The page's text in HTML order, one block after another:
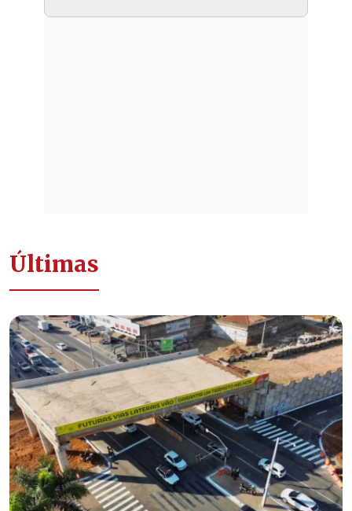
Últimas